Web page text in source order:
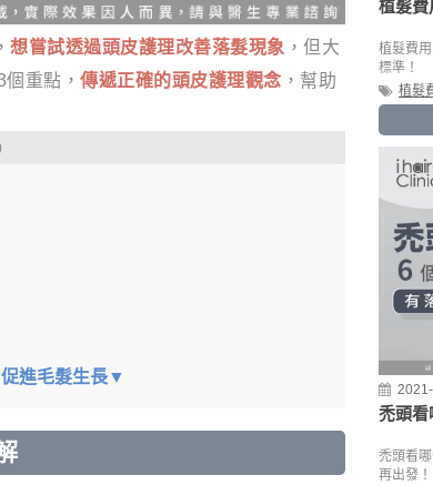
想嘗試透過頭皮護理改善落髮現象 ，但大
重點， 傳遞正確的頭皮護理觀念 ，幫助
進毛髮生長▼
植髮費
植髮費
標準！
植髮
禿頭看
禿頭看
再出發！